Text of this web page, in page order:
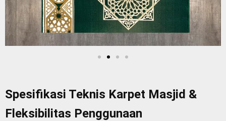
Spesifikasi Teknis Karpet Masjid &
Fleksibilitas Penggunaan